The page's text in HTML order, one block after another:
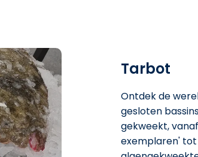
Tarbot
Ontdek de
gesloten
gekweekt,
exemplaren'